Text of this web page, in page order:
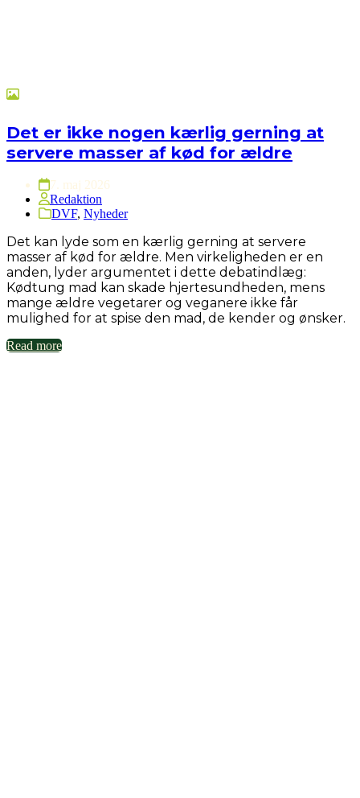
Det er ikke nogen kærlig gerning at
servere masser af kød for ældre
7. maj 2026
Redaktion
DVF, Nyheder
Det kan lyde som en kærlig gerning at servere
masser af kød for ældre. Men virkeligheden er en
anden, lyder argumentet i dette debatindlæg:
Kødtung mad kan skade hjertesundheden, mens
mange ældre vegetarer og veganere ikke får
mulighed for at spise den mad, de kender og ønsker.
Read more